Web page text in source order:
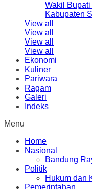
Wakil
Kabupaten
View all
View all
View all
View all
Ekonomi
Kuliner
Pariwara
Ragam
Galeri
Indeks
Menu
Home
Nasional
Bandung
Politik
Hukum dan
Pemerintahan